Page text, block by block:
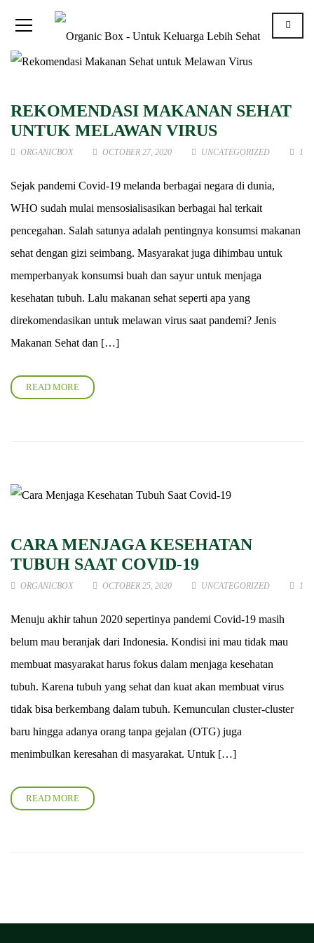
REKOMENDASI MAKANAN SEHAT
UNTUK MELAWAN VIRUS
ORGANICBOX OCTOBER 27, 2020 UNCATEGORIZED 1
Sejak pandemi Covid-19 melanda berbagai negara di dunia,
WHO sudah mulai mensosialisasikan berbagai hal terkait
pencegahan. Salah satunya adalah pentingnya konsumsi makanan
sehat dengan gizi seimbang. Masyarakat juga dihimbau untuk
memperbanyak konsumsi buah dan sayur untuk menjaga
kesehatan tubuh. Lalu makanan sehat seperti apa yang
direkomendasikan untuk melawan virus saat pandemi? Jenis
Makanan Sehat dan […]
READ MORE
CARA MENJAGA KESEHATAN
TUBUH SAAT COVID-19
ORGANICBOX OCTOBER 25, 2020 UNCATEGORIZED 1
Menuju akhir tahun 2020 sepertinya pandemi Covid-19 masih
belum mau beranjak dari Indonesia. Kondisi ini mau tidak mau
membuat masyarakat harus fokus dalam menjaga kesehatan
tubuh. Karena tubuh yang sehat dan kuat akan membuat virus
tidak bisa berkembang dalam tubuh. Kemunculan cluster-cluster
baru hingga adanya orang tanpa gejalan (OTG) juga
menimbulkan keresahan di masyarakat. Untuk […]
READ MORE